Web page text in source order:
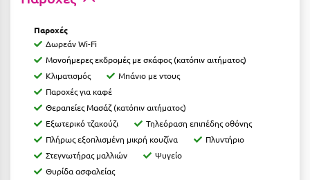
Πάλαιρος
Παξοί
Παραλία Κατερίνης
Παραλία Λιτοχώρου
Παράλιο Άστρος
Πάργα
Παροχές
Δωρεάν Wi-Fi
Μονοήμερες εκδρομές με σκάφος (κατόπιν αιτήματος)
Κλιματισμός
Μπάνιο με ντους
Παροχές για καφέ
Θεραπείες Μασάζ(κατόπιν αιτήματος)
Εξωτερικό τζακούζι
Τηλεόραση επιπέδης οθόνης
Πλήρως εξοπλισμένη μικρή κουζίνα
Πλυντήριο
Στεγνωτήρας μαλλιών
Ψυγείο
Θυρίδα ασφαλείας